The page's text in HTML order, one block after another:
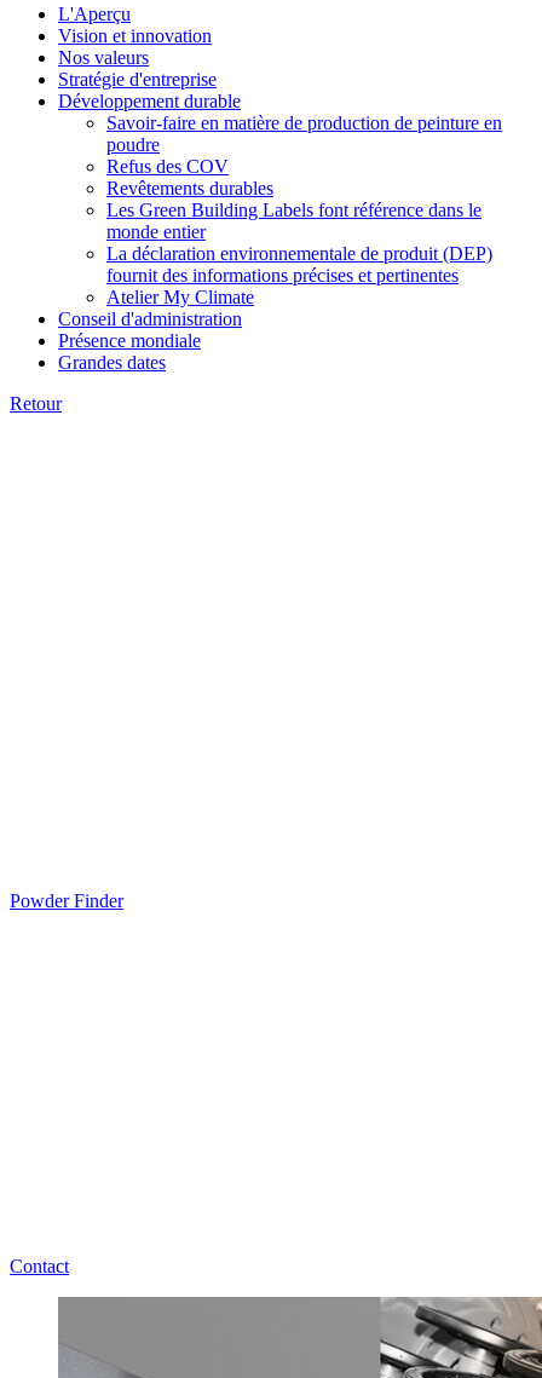
L'Aperçu
Vision et innovation
Nos valeurs
Stratégie d'entreprise
Développement durable
Savoir-faire en matière de production de peinture en
poudre
Refus des COV
Revêtements durables
Les Green Building Labels font référence dans le
monde entier
La déclaration environnementale de produit (DEP)
fournit des informations précises et pertinentes
Atelier My Climate
Conseil d'administration
Présence mondiale
Grandes dates
Retour
Powder Finder
Contact